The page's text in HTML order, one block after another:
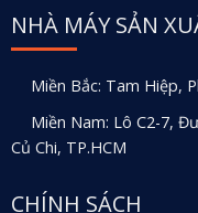
NHÀ MÁY SẢN
Miền Bắc: Tam Hiệp,
Miền Nam: Lô C2-7,
Củ Chi, TP.HCM
CHÍNH SÁCH